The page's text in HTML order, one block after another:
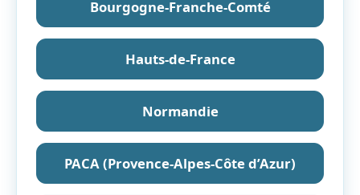
Bourgogne-Franche-Comté
Hauts-de-France
Normandie
PACA (Provence-Alpes-Côte d’Azur)